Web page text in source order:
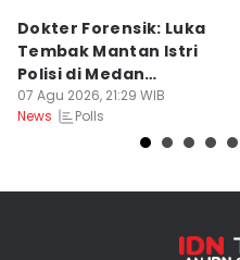
Dokter Forensik: Luka
Tembak Mantan Istri
Polisi di Medan
Berkarakter Tempel
07 Agu 2026, 21:29 WIB
News
Polls